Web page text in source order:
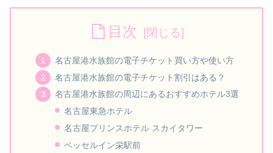
目次
名古屋港水族館の電子チケット買い方や使い方
名古屋港水族館の電子チケット割引はある？
名古屋港水族館の周辺にあるおすすめホテル3選
名古屋東急ホテル
名古屋プリンスホテル スカイタワー
ベッセルイン栄駅前